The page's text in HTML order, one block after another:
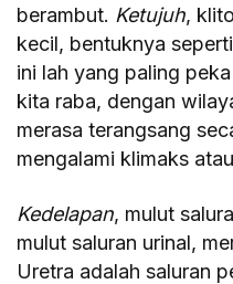
berambut. Ketujuh,
kecil, bentuknya
ini lah yang paling
kita raba, dengan
merasa terangsang
mengalami klimaks
Kedelapan, mulut
mulut saluran urinal,
Uretra adalah saluran